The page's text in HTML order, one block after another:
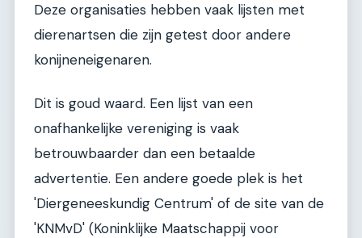
Deze organisaties hebben vaak lijsten met
dierenartsen die zijn getest door andere
konijneneigenaren.
Dit is goud waard. Een lijst van een
onafhankelijke vereniging is vaak
betrouwbaarder dan een betaalde
advertentie. Een andere goede plek is het
'Diergeneeskundig Centrum' of de site van de
'KNMvD' (Koninklijke Maatschappij voor